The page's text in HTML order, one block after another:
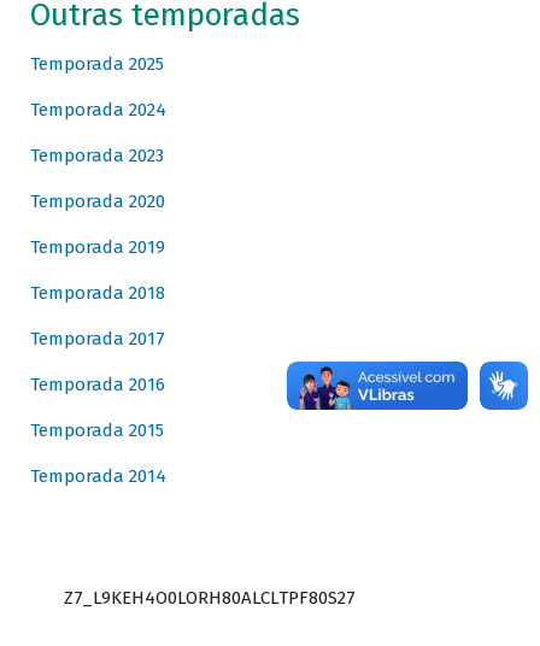
Outras temporadas
Temporada 2025
Temporada 2024
Temporada 2023
Temporada 2020
Temporada 2019
Temporada 2018
Temporada 2017
Temporada 2016
Temporada 2015
Temporada 2014
Z7_L9KEH4O0LORH80ALCLTPF80S27